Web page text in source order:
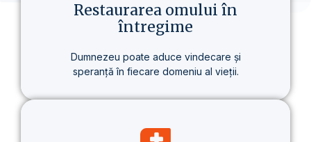
Restaurarea omului în
întregime
Dumnezeu poate aduce vindecare și
speranță în fiecare domeniu al vieții.
Nu vorbim doar despre credință, ci